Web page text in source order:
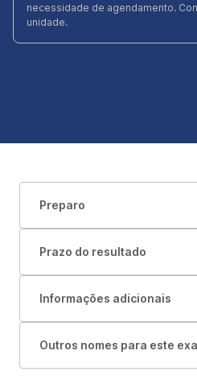
necessidade de agendamento.
unidade.
Preparo
Prazo do resultado
Informações adicionais
Outros nomes para este